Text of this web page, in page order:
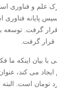
علم و فناوری
پایانه فناوری
گرفت. توسعه
قرار گرفت.
با بیان اینکه ما
مستقیم ایجاد می
این طرح ها ۳۲۰ میلیارد